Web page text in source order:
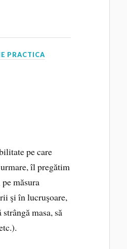
PRACTICA
pe care
îl pregătim
măsura
şi în lucruşoare,
masa, să